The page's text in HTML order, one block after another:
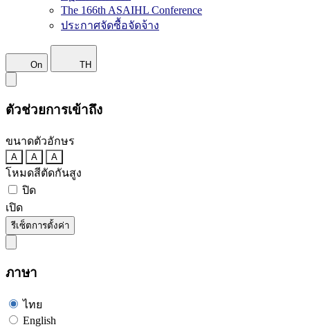
The 166th ASAIHL Conference
ประกาศจัดซื้อจัดจ้าง
On TH
ตัวช่วยการเข้าถึง
ขนาดตัวอักษร
A A A
โหมดสีตัดกันสูง
ปิด
เปิด
รีเซ็ตการตั้งค่า
ภาษา
ไทย
English